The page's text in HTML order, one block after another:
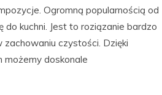
Ogromną popularnością od
kuchni. Jest to roziązanie bardzo
czystości. Dzięki
możemy doskonale